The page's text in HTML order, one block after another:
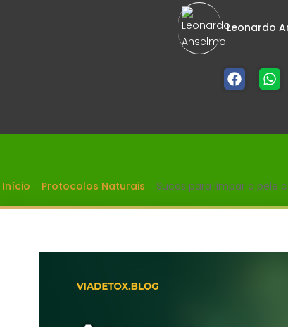
Leonardo
Início Protocolos Naturais Sucos para limpar a pele